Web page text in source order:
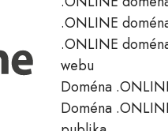
.ONLINE
.ONLINE
webu
Doména
Doména